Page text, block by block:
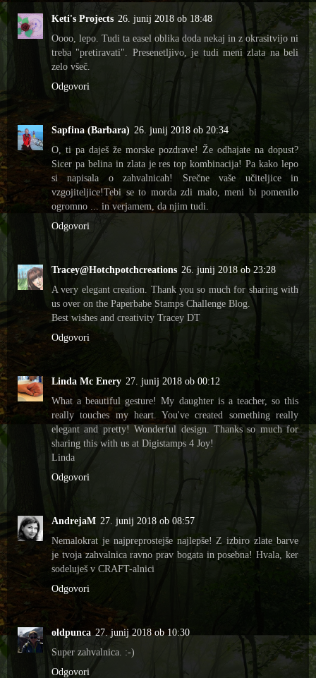
Keti's Projects 26. junij 2018 ob 18:48
Oooo, lepo. Tudi ta easel oblika doda nekaj in z okrasitvijo ni
treba "pretiravati". Presenetljivo, je tudi meni zlata na beli
zelo všeč.
Odgovori
Sapfina (Barbara) 26. junij 2018 ob 20:34
O, ti pa daješ že morske pozdrave! Že odhajate na dopust?
Sicer pa belina in zlata je res top kombinacija! Pa kako lepo
si napisala o zahvalnicah! Srečne vaše učiteljice in
vzgojiteljice!Tebi se to morda zdi malo, meni bi pomenilo
ogromno ... in verjamem, da njim tudi.
Odgovori
Tracey@Hotchpotchcreations 26. junij 2018 ob 23:28
A very elegant creation. Thank you so much for sharing with
us over on the Paperbabe Stamps Challenge Blog.
Best wishes and creativity Tracey DT
Odgovori
Linda Mc Enery 27. junij 2018 ob 00:12
What a beautiful gesture! My daughter is a teacher, so this
really touches my heart. You've created something really
elegant and pretty! Wonderful design. Thanks so much for
sharing this with us at Digistamps 4 Joy!
Linda
Odgovori
AndrejaM 27. junij 2018 ob 08:57
Nemalokrat je najpreprostejše najlepše! Z izbiro zlate barve
je tvoja zahvalnica ravno prav bogata in posebna! Hvala, ker
sodeluješ v CRAFT-alnici
Odgovori
oldpunca 27. junij 2018 ob 10:30
Super zahvalnica. :-)
Odgovori